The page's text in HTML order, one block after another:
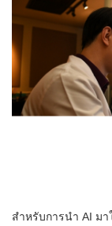
สำหรับการนำ AI ม